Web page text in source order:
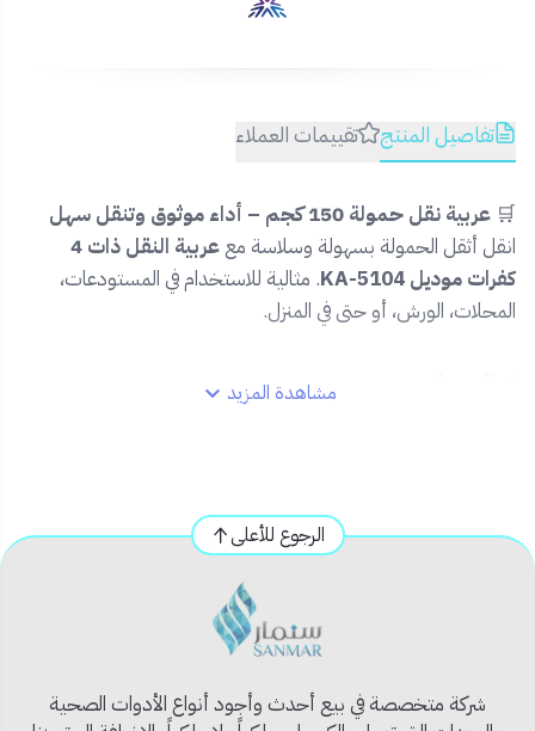
تفاصيل المنتج تقييمات العملاء
🛒 عربية نقل حمولة 150 كجم – أداء موثوق وتنقل سهل
انقل أثقل الحمولة بسهولة وسلاسة مع
عربية النقل ذات 4
كفرات موديل KA-5104
. مثالية للاستخدام في المستودعات،
المحلات، الورش، أو حتى في المنزل.
المختلفة
سطح تحميل واسعيساعد في توزيع الوزن بشكل
هيكل معدني متينمع سطح مقاوم للانزلاق
مقبض مريح قابل للطي لتسهيل التخزين والنقل
محتويات المنتج:
مشاهدة المزيد
الرجوع للأعلى
شركة متخصصة في بيع أحدث وأجود أنواع الأدوات الصحية